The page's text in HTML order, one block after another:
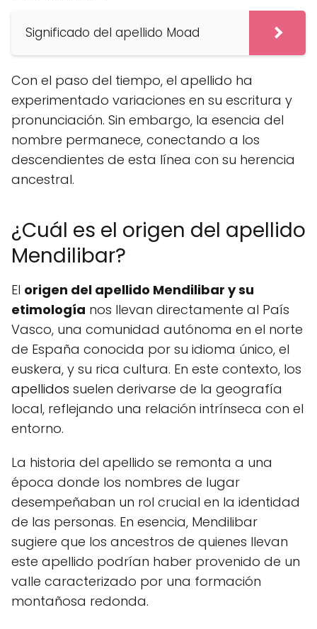
Significado del apellido Moad
Con el paso del tiempo, el apellido ha
experimentado variaciones en su escritura y
pronunciación. Sin embargo, la esencia del
nombre permanece, conectando a los
descendientes de esta línea con su herencia
ancestral.
¿Cuál es el origen del apellido
Mendilibar?
El origen del apellido Mendilibar y su
etimología nos llevan directamente al País
Vasco, una comunidad autónoma en el norte
de España conocida por su idioma único, el
euskera, y su rica cultura. En este contexto, los
apellidos suelen derivarse de la geografía
local, reflejando una relación intrínseca con el
entorno.
La historia del apellido se remonta a una
época donde los nombres de lugar
desempeñaban un rol crucial en la identidad
de las personas. En esencia, Mendilibar
sugiere que los ancestros de quienes llevan
este apellido podrían haber provenido de un
valle caracterizado por una formación
montañosa redonda.